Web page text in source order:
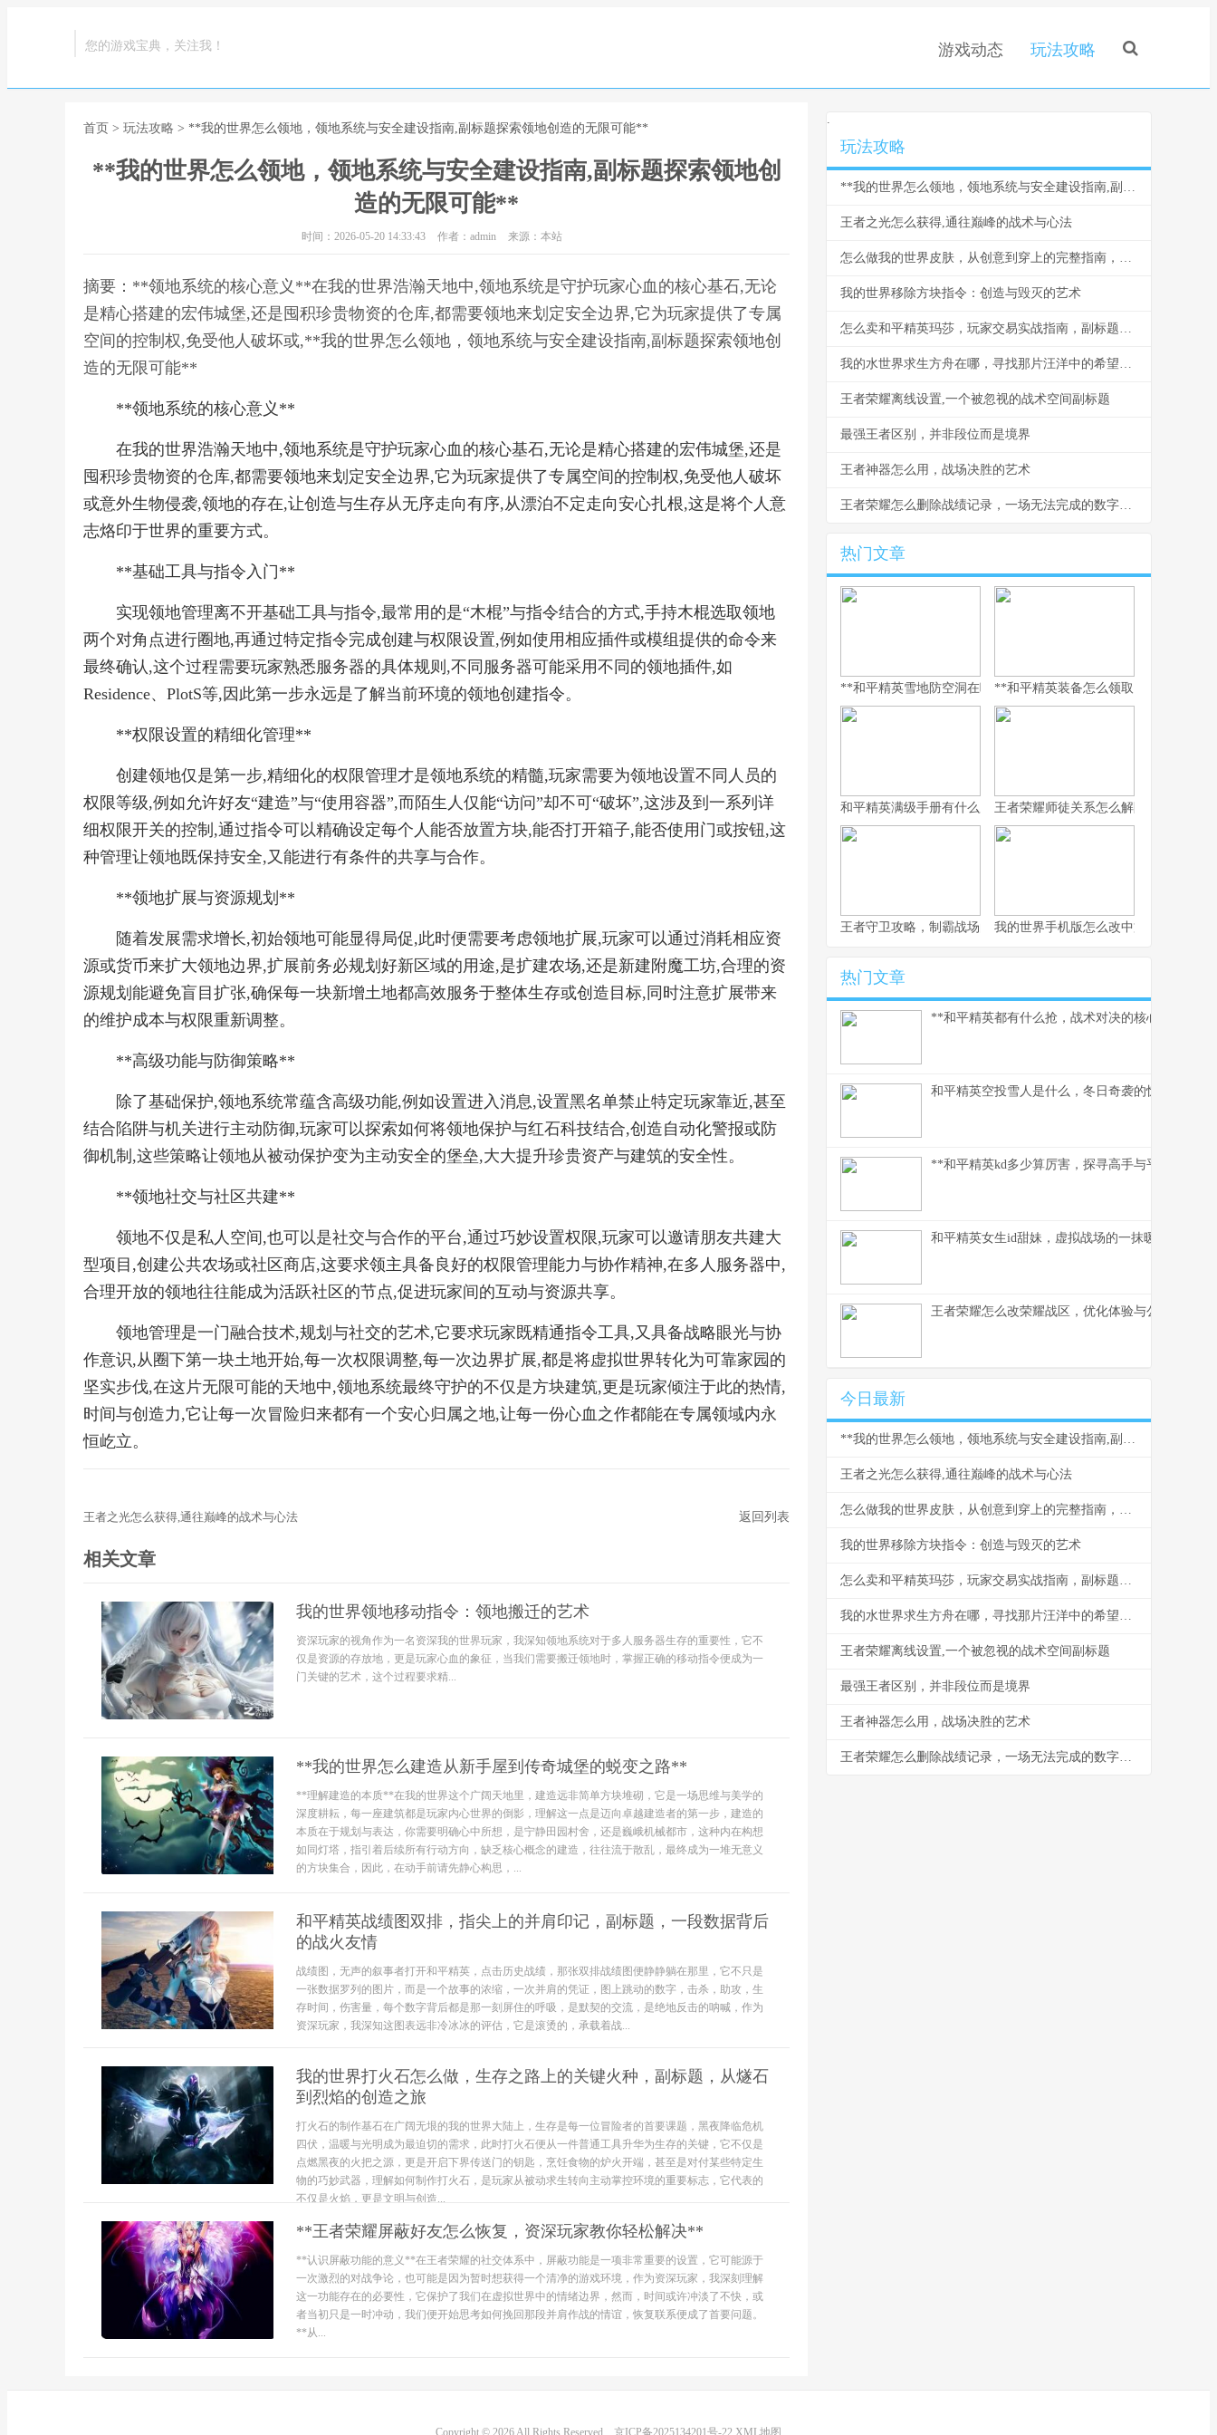
您的游戏宝典，关注我！ 游戏动态 玩法攻略
首页 > 玩法攻略 > **我的世界怎么领地，领地系统与安全建设指南,副标题探索领地创造的无限可能**
**我的世界怎么领地，领地系统与安全建设指南,副标题探索领地创
造的无限可能**
时间：2026-05-20 14:33:43 作者：admin 来源：本站
摘要：**领地系统的核心意义**在我的世界浩瀚天地中,领地系统是守护玩家心血的核心基石,无论
是精心搭建的宏伟城堡,还是囤积珍贵物资的仓库,都需要领地来划定安全边界,它为玩家提供了专属
空间的控制权,免受他人破坏或,**我的世界怎么领地，领地系统与安全建设指南,副标题探索领地创
造的无限可能**
**领地系统的核心意义**
在我的世界浩瀚天地中,领地系统是守护玩家心血的核心基石,无论是精心搭建的宏伟城堡,还是
囤积珍贵物资的仓库,都需要领地来划定安全边界,它为玩家提供了专属空间的控制权,免受他人破坏
或意外生物侵袭,领地的存在,让创造与生存从无序走向有序,从漂泊不定走向安心扎根,这是将个人意
志烙印于世界的重要方式。
**基础工具与指令入门**
实现领地管理离不开基础工具与指令,最常用的是“木棍”与指令结合的方式,手持木棍选取领地
两个对角点进行圈地,再通过特定指令完成创建与权限设置,例如使用相应插件或模组提供的命令来
最终确认,这个过程需要玩家熟悉服务器的具体规则,不同服务器可能采用不同的领地插件,如
Residence、PlotS等,因此第一步永远是了解当前环境的领地创建指令。
**权限设置的精细化管理**
创建领地仅是第一步,精细化的权限管理才是领地系统的精髓,玩家需要为领地设置不同人员的
权限等级,例如允许好友“建造”与“使用容器”,而陌生人仅能“访问”却不可“破坏”,这涉及到一系列详
细权限开关的控制,通过指令可以精确设定每个人能否放置方块,能否打开箱子,能否使用门或按钮,这
种管理让领地既保持安全,又能进行有条件的共享与合作。
**领地扩展与资源规划**
随着发展需求增长,初始领地可能显得局促,此时便需要考虑领地扩展,玩家可以通过消耗相应资
源或货币来扩大领地边界,扩展前务必规划好新区域的用途,是扩建农场,还是新建附魔工坊,合理的资
源规划能避免盲目扩张,确保每一块新增土地都高效服务于整体生存或创造目标,同时注意扩展带来
的维护成本与权限重新调整。
**高级功能与防御策略**
除了基础保护,领地系统常蕴含高级功能,例如设置进入消息,设置黑名单禁止特定玩家靠近,甚至
结合陷阱与机关进行主动防御,玩家可以探索如何将领地保护与红石科技结合,创造自动化警报或防
御机制,这些策略让领地从被动保护变为主动安全的堡垒,大大提升珍贵资产与建筑的安全性。
**领地社交与社区共建**
领地不仅是私人空间,也可以是社交与合作的平台,通过巧妙设置权限,玩家可以邀请朋友共建大
型项目,创建公共农场或社区商店,这要求领主具备良好的权限管理能力与协作精神,在多人服务器中,
合理开放的领地往往能成为活跃社区的节点,促进玩家间的互动与资源共享。
领地管理是一门融合技术,规划与社交的艺术,它要求玩家既精通指令工具,又具备战略眼光与协
作意识,从圈下第一块土地开始,每一次权限调整,每一次边界扩展,都是将虚拟世界转化为可靠家园的
坚实步伐,在这片无限可能的天地中,领地系统最终守护的不仅是方块建筑,更是玩家倾注于此的热情,
时间与创造力,它让每一次冒险归来都有一个安心归属之地,让每一份心血之作都能在专属领域内永
恒屹立。
王者之光怎么获得,通往巅峰的战术与心法 返回列表
相关文章
我的世界领地移动指令：领地搬迁的艺术
资深玩家的视角作为一名资深我的世界玩家，我深知领地系统对于多人服务器生存的重要性，它不
仅是资源的存放地，更是玩家心血的象征，当我们需要搬迁领地时，掌握正确的移动指令便成为一
门关键的艺术，这个过程要求精...
**我的世界怎么建造从新手屋到传奇城堡的蜕变之路**
**理解建造的本质**在我的世界这个广阔天地里，建造远非简单方块堆砌，它是一场思维与美学的
深度耕耘，每一座建筑都是玩家内心世界的倒影，理解这一点是迈向卓越建造者的第一步，建造的
本质在于规划与表达，你需要明确心中所想，是宁静田园村舍，还是巍峨机械都市，这种内在构想
如同灯塔，指引着后续所有行动方向，缺乏核心概念的建造，往往流于散乱，最终成为一堆无意义
的方块集合，因此，在动手前请先静心构思，...
和平精英战绩图双排，指尖上的并肩印记，副标题，一段数据背后
的战火友情
战绩图，无声的叙事者打开和平精英，点击历史战绩，那张双排战绩图便静静躺在那里，它不只是
一张数据罗列的图片，而是一个故事的浓缩，一次并肩的凭证，图上跳动的数字，击杀，助攻，生
存时间，伤害量，每个数字背后都是那一刻屏住的呼吸，是默契的交流，是绝地反击的呐喊，作为
资深玩家，我深知这图表远非冷冰冰的评估，它是滚烫的，承载着战...
我的世界打火石怎么做，生存之路上的关键火种，副标题，从燧石
到烈焰的创造之旅
打火石的制作基石在广阔无垠的我的世界大陆上，生存是每一位冒险者的首要课题，黑夜降临危机
四伏，温暖与光明成为最迫切的需求，此时打火石便从一件普通工具升华为生存的关键，它不仅是
点燃黑夜的火把之源，更是开启下界传送门的钥匙，烹饪食物的炉火开端，甚至是对付某些特定生
物的巧妙武器，理解如何制作打火石，是玩家从被动求生转向主动掌控环境的重要标志，它代表的
不仅是火焰，更是文明与创造...
**王者荣耀屏蔽好友怎么恢复，资深玩家教你轻松解决**
**认识屏蔽功能的意义**在王者荣耀的社交体系中，屏蔽功能是一项非常重要的设置，它可能源于
一次激烈的对战争论，也可能是因为暂时想获得一个清净的游戏环境，作为资深玩家，我深刻理解
这一功能存在的必要性，它保护了我们在虚拟世界中的情绪边界，然而，时间或许冲淡了不快，或
者当初只是一时冲动，我们便开始思考如何挽回那段并肩作战的情谊，恢复联系便成了首要问题。
**从...
.
玩法攻略
**我的世界怎么领地，领地系统与安全建设指南,副标题探索领地创造的无限可能**
王者之光怎么获得,通往巅峰的战术与心法
怎么做我的世界皮肤，从创意到穿上的完整指南，打造你的专属形象
我的世界移除方块指令：创造与毁灭的艺术
怎么卖和平精英玛莎，玩家交易实战指南，副标题，虚拟资产安全流转的智慧之道。
我的水世界求生方舟在哪，寻找那片汪洋中的希望灯塔
王者荣耀离线设置,一个被忽视的战术空间副标题
最强王者区别，并非段位而是境界
王者神器怎么用，战场决胜的艺术
王者荣耀怎么删除战绩记录，一场无法完成的数字擦拭
热门文章
**和平精英雪地防空洞在哪里，副标题，冰封秘境与战术宝库探寻
**和平精英装备怎么领取，资深玩家
和平精英满级手册有什么用，解锁巅峰体验的多维钥匙
王者荣耀师徒关系怎么解除，游戏情谊
王者守卫攻略，制霸战场的不败法则，副标题，资深玩家的战术精
我的世界手机版怎么改中文，一份玩家
热门文章
**和平精英都有什么抢，战术对决的核心武器库**
和平精英空投雪人是什么，冬日奇袭的惊喜彩蛋
**和平精英kd多少算厉害，探寻高手与平民的真实
和平精英女生id甜妹，虚拟战场的一抹暖色，副标
王者荣耀怎么改荣耀战区，优化体验与公平之路
今日最新
**我的世界怎么领地，领地系统与安全建设指南,副标题探索领地创造的无限可能**
王者之光怎么获得,通往巅峰的战术与心法
怎么做我的世界皮肤，从创意到穿上的完整指南，打造你的专属形象
我的世界移除方块指令：创造与毁灭的艺术
怎么卖和平精英玛莎，玩家交易实战指南，副标题，虚拟资产安全流转的智慧之道。
我的水世界求生方舟在哪，寻找那片汪洋中的希望灯塔
王者荣耀离线设置,一个被忽视的战术空间副标题
最强王者区别，并非段位而是境界
王者神器怎么用，战场决胜的艺术
王者荣耀怎么删除战绩记录，一场无法完成的数字擦拭
Copyright © 2026 All Rights Reserved. 京ICP备2025134201号-22 XML地图